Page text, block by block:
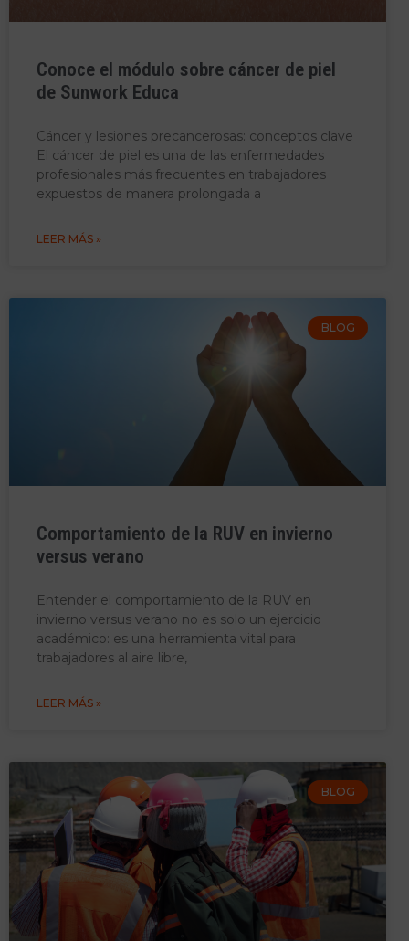
Conoce el módulo sobre cáncer de piel
de Sunwork Educa
Cáncer y lesiones precancerosas: conceptos clave
El cáncer de piel es una de las enfermedades
profesionales más frecuentes en trabajadores
expuestos de manera prolongada a
LEER MÁS »
BLOG
Comportamiento de la RUV en invierno
versus verano
Entender el comportamiento de la RUV en
invierno versus verano no es solo un ejercicio
académico: es una herramienta vital para
trabajadores al aire libre,
LEER MÁS »
BLOG